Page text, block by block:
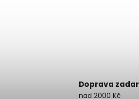
Doprava
nad 2000 Kč